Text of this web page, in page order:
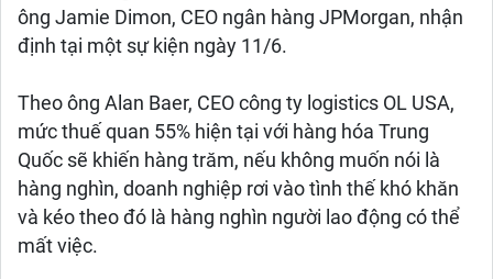
ông Jamie Dimon, CEO ngân hàng JPMorgan, nhận
định tại một sự kiện ngày 11/6.
Theo ông Alan Baer, ​​CEO công ty logistics OL USA,
mức thuế quan 55% hiện tại với hàng hóa Trung
Quốc sẽ khiến hàng trăm, nếu không muốn nói là
hàng nghìn, doanh nghiệp rơi vào tình thế khó khăn
và kéo theo đó là hàng nghìn người lao động có thể
mất việc.